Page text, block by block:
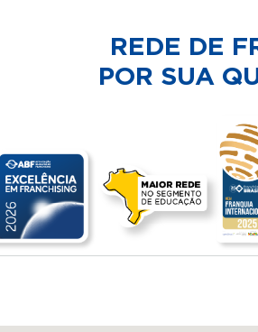
REDE DE
POR SUA